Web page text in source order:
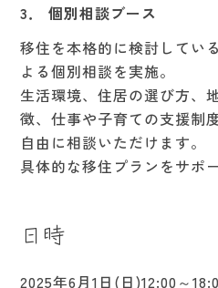
3． 個別相談ブース
移住を本格的に検討してい
よる個別相談を実施。
生活環境、住居の選び方、
徴、仕事や子育ての支援制
自由に相談いただけます。
具体的な移住プランをサポ
日時
2025年6月1日(日)12:00～